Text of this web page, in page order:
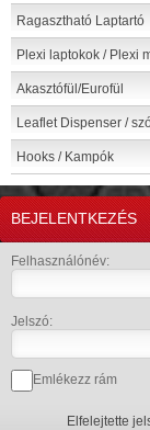
Ragasztható Laptartó
Plexi laptokok / Plexi
Akasztófül/Eurofül
Leaflet Dispenser /
Hooks / Kampók
BEJELENTKEZÉS
Felhasználónév:
Jelszó:
Emlékezz rám
Elfelejtette